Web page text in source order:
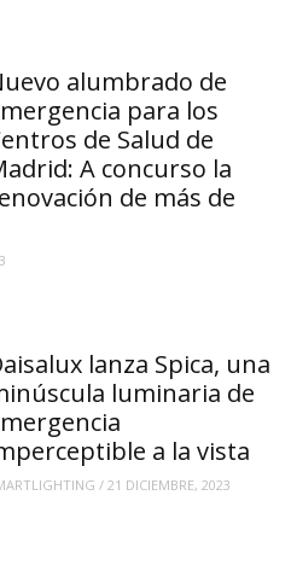
alumbrado de
para los
de Salud de
A concurso la
de más de
lanza Spica, una
luminaria de
a la vista
/ 21 DICIEMBRE, 2023